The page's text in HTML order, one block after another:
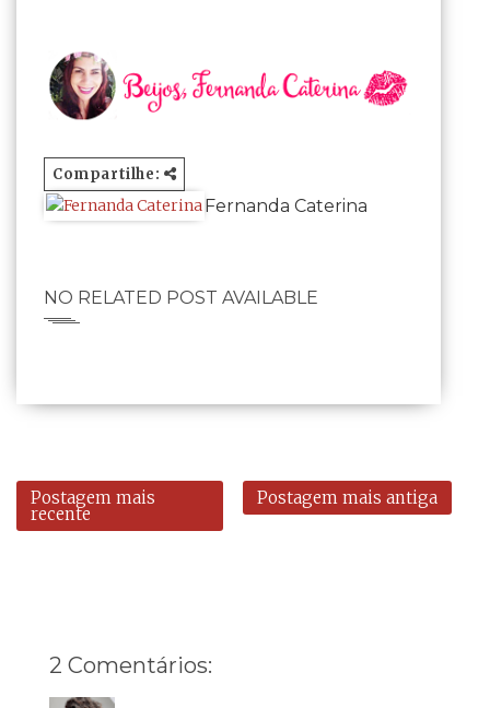
Compartilhe:
Fernanda Caterina
NO RELATED POST AVAILABLE
Postagem mais
recente
Postagem mais antiga
2 Comentários: